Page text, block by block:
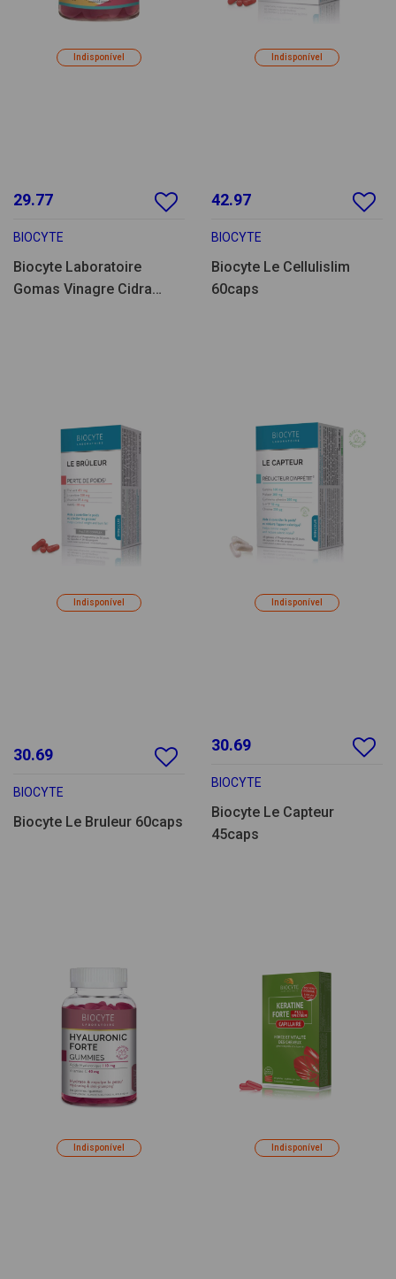
Indisponível
29.77
BIOCYTE
Biocyte Laboratoire
Gomas Vinagre Cidra
Indisponível
42.97
BIOCYTE
Biocyte Le Cellulislim
60caps
Indisponível
30.69
BIOCYTE
Biocyte Le Bruleur 60caps
Indisponível
30.69
BIOCYTE
Biocyte Le Capteur
45caps
Indisponível Indisponível